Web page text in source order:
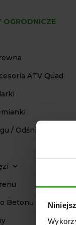
OGRODNICZE
ATV Quad
/ Odśnieżarki
Betonu